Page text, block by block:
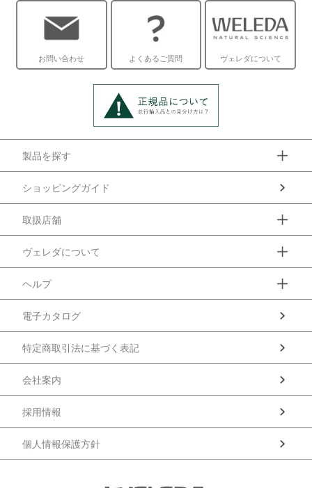
お問い合わせ よくあるご質問 ヴェレダについて
製品を探す
ショッピングガイド
取扱店舗
ヴェレダについて
ヘルプ
電子カタログ
特定商取引法に基づく表記
会社案内
採用情報
個人情報保護方針